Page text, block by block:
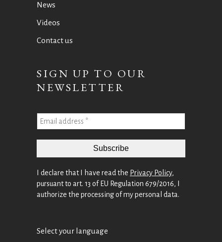
News
Videos
Contact us
SIGN UP TO OUR
NEWSLETTER
I declare that I have read the Privacy Policy,
pursuant to art. 13 of EU Regulation 679/2016, I
authorize the processing of my personal data.
Select your language